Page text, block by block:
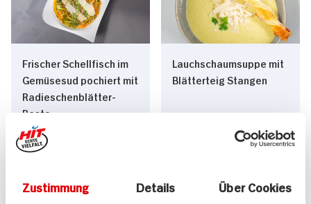
Zustimmung Details Über Cookies
Frischer Schellfisch im
Gemüsesud pochiert mit
Radieschenblätter-
Pesto
30 min
645 kcal p. Portion
Lauchschaumsuppe mit
Blätterteig Stangen
1.078 kcal p. Portion